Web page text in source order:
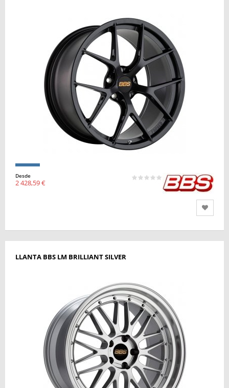
Desde
2 428,59 €
LLANTA BBS LM BRILLIANT SILVER